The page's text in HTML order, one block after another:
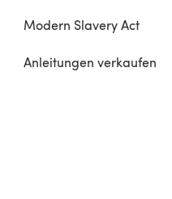
Modern Slavery Act
Anleitungen verkaufen